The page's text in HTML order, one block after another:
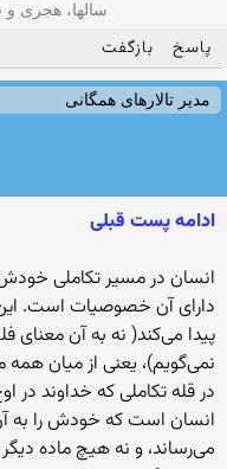
سالها، هجری
پاسخ بازگفت
مدیر تالارهای همگانی
ادامه پست قبلی
انسان در مسیر تکاملی
دارای آن خصوصیات است.
پیدا می‌کند( نه به آن معنای
نمی‌گویم)، یعنی از میان
در قله تکاملی که خداوند در
انسان است که خودش را به
می‌رساند، و نه هیچ ماده